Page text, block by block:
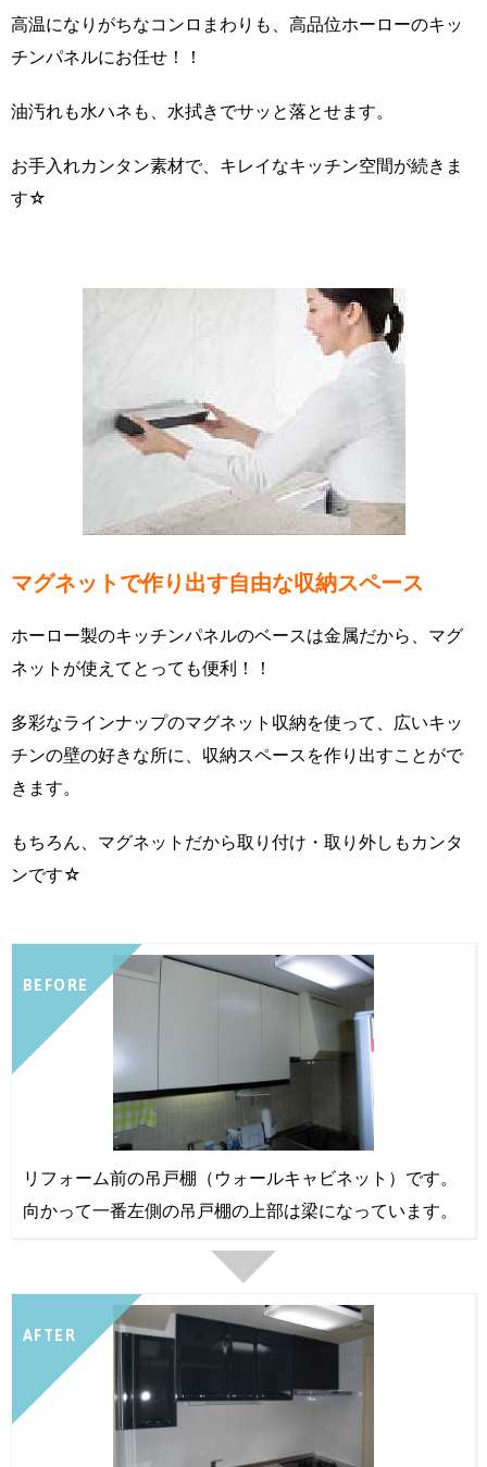
高温になりがちなコンロまわりも、高品位ホーローのキッ
チンパネルにお任せ！！
油汚れも水ハネも、水拭きでサッと落とせます。
お手入れカンタン素材で、キレイなキッチン空間が続きま
す☆
マグネットで作り出す自由な収納スペース
ホーロー製のキッチンパネルのベースは金属だから、マグ
ネットが使えてとっても便利！！
多彩なラインナップのマグネット収納を使って、広いキッ
チンの壁の好きな所に、収納スペースを作り出すことがで
きます。
もちろん、マグネットだから取り付け・取り外しもカンタ
ンです☆
BEFORE
リフォーム前の吊戸棚（ウォールキャビネット）です。
向かって一番左側の吊戸棚の上部は梁になっています。
AFTER